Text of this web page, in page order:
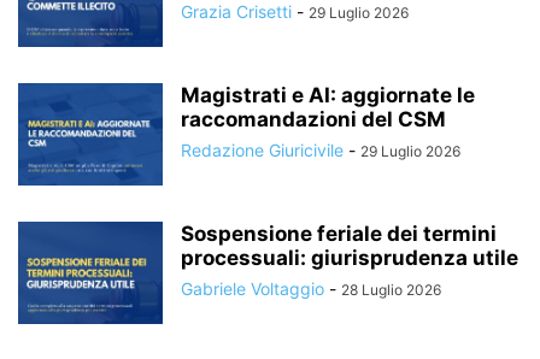
Grazia Crisetti - 29 Luglio 2026
Magistrati e AI: aggiornate le
raccomandazioni del CSM
Redazione Giuricivile - 29 Luglio 2026
Sospensione feriale dei termini
processuali: giurisprudenza utile
Gabriele Voltaggio - 28 Luglio 2026